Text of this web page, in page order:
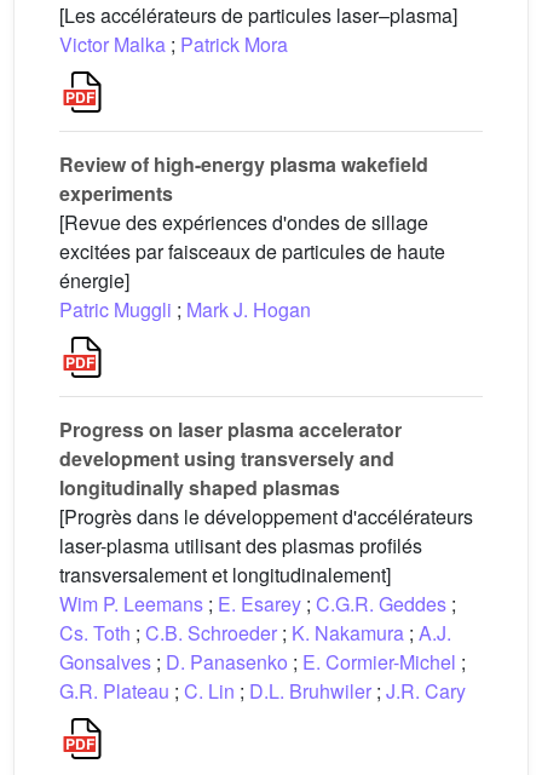
[Les accélérateurs de particules laser–plasma]
Victor Malka ; Patrick Mora
Review of high-energy plasma wakefield
experiments
[Revue des expériences d'ondes de sillage
excitées par faisceaux de particules de haute
énergie]
Patric Muggli ; Mark J. Hogan
Progress on laser plasma accelerator
development using transversely and
longitudinally shaped plasmas
[Progrès dans le développement d'accélérateurs
laser-plasma utilisant des plasmas profilés
transversalement et longitudinalement]
Wim P. Leemans ; E. Esarey ; C.G.R. Geddes ;
Cs. Toth ; C.B. Schroeder ; K. Nakamura ; A.J.
Gonsalves ; D. Panasenko ; E. Cormier-Michel ;
G.R. Plateau ; C. Lin ; D.L. Bruhwiler ; J.R. Cary